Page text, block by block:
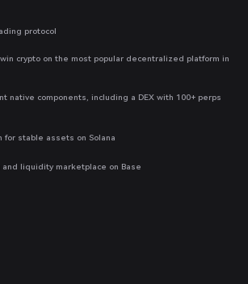
protocol
crypto on the most popular decentralized platform in
native components, including a DEX with 100+ perps
for stable assets on Solana
liquidity marketplace on Base